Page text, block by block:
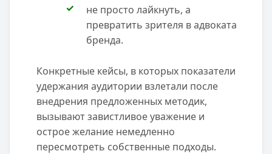
не просто лайкнуть, а
превратить зрителя в адвоката
бренда.
Конкретные кейсы, в которых показатели
удержания аудитории взлетали после
внедрения предложенных методик,
вызывают завистливое уважение и
острое желание немедленно
пересмотреть собственные подходы.